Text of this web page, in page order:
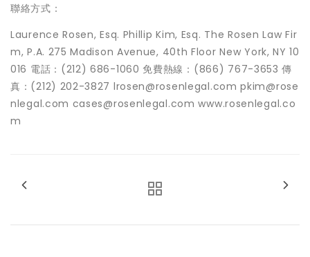
聯絡方式：
Laurence Rosen, Esq. Phillip Kim, Esq. The Rosen Law Fir
m, P.A. 275 Madison Avenue, 40th Floor New York, NY 10
016 電話：(212) 686-1060 免費熱線：(866) 767-3653 傳
真：(212) 202-3827 lrosen@rosenlegal.com pkim@rose
nlegal.com cases@rosenlegal.com www.rosenlegal.co
m